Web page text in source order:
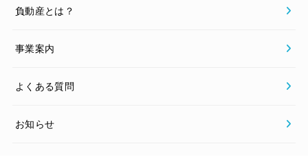
負動産とは？
事業案内
よくある質問
お知らせ